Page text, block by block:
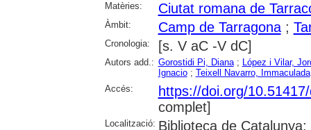
Matèries:
Ciutat romana de
Àmbit: Camp de Tarragona;
Cronologia: [s. V aC -V dC]
Autors add.: Gorostidi Pi, Diana; López i Vilar,
Ignacio; Teixell Navarro, Immaculada
Accés:
https://doi.org/
complet]
Localització: Biblioteca de